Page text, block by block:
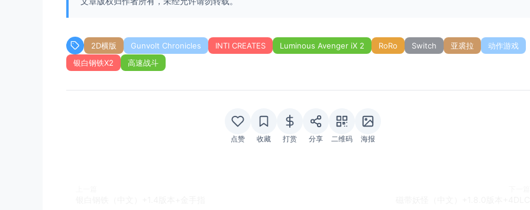
2D横版 Gunvolt Chronicles INTI CREATES Luminous Avenger iX 2 RoRo Switch 亚裘拉
动作游戏
银白钢铁X2
高速战斗
点赞 收藏 打赏 分享 二维码 海报